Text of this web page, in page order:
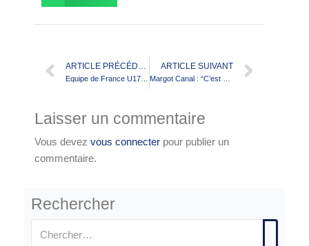
ARTICLE PRÉCÉDENT ARTICLE SUIVANT
Laisser un commentaire
Vous devez vous connecter pour publier un
commentaire.
Rechercher